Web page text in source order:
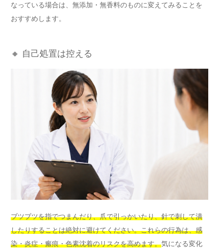
なっている場合は、無添加・無香料のものに変えてみることを
おすすめします。
🔸 自己処置は控える
ブツブツを指でつまんだり、爪で引っかいたり、針で刺して潰
したりすることは絶対に避けてください。これらの行為は、感
染・炎症・瘢痕・色素沈着のリスクを高めます。気になる変化